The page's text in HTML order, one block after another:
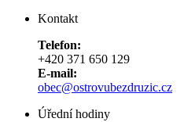
Kontakt
Telefon:
+420 371 650 129
E-mail:
obec@ostrovubezdruzic.cz
Úřední hodiny